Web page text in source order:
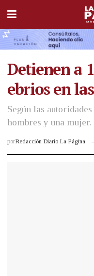
Detienen a
ebrios en
Según las
hombres y una mujer.
porRedacción Diario La Página